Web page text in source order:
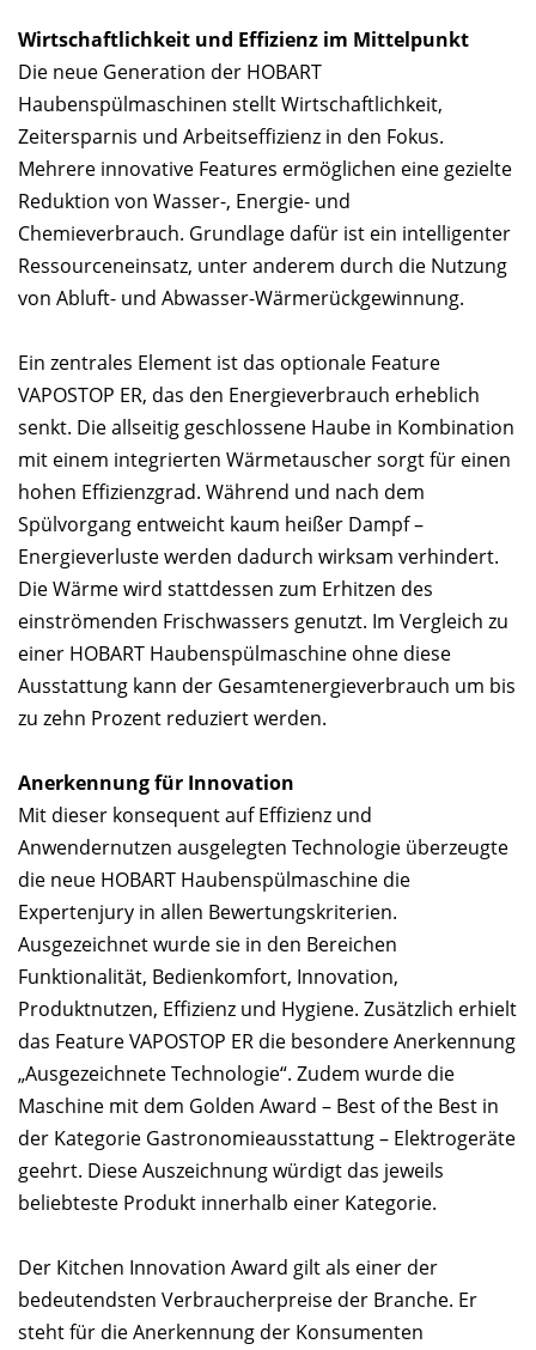
Wirtschaftlichkeit und Effizienz im Mittelpunkt
Die neue Generation der HOBART
Haubenspülmaschinen stellt Wirtschaftlichkeit,
Zeitersparnis und Arbeitseffizienz in den Fokus.
Mehrere innovative Features ermöglichen eine gezielte
Reduktion von Wasser-, Energie- und
Chemieverbrauch. Grundlage dafür ist ein intelligenter
Ressourceneinsatz, unter anderem durch die Nutzung
von Abluft- und Abwasser-Wärmerückgewinnung.
Ein zentrales Element ist das optionale Feature
VAPOSTOP ER, das den Energieverbrauch erheblich
senkt. Die allseitig geschlossene Haube in Kombination
mit einem integrierten Wärmetauscher sorgt für einen
hohen Effizienzgrad. Während und nach dem
Spülvorgang entweicht kaum heißer Dampf –
Energieverluste werden dadurch wirksam verhindert.
Die Wärme wird stattdessen zum Erhitzen des
einströmenden Frischwassers genutzt. Im Vergleich zu
einer HOBART Haubenspülmaschine ohne diese
Ausstattung kann der Gesamtenergieverbrauch um bis
zu zehn Prozent reduziert werden.
Anerkennung für Innovation
Mit dieser konsequent auf Effizienz und
Anwendernutzen ausgelegten Technologie überzeugte
die neue HOBART Haubenspülmaschine die
Expertenjury in allen Bewertungskriterien.
Ausgezeichnet wurde sie in den Bereichen
Funktionalität, Bedienkomfort, Innovation,
Produktnutzen, Effizienz und Hygiene. Zusätzlich erhielt
das Feature VAPOSTOP ER die besondere Anerkennung
„Ausgezeichnete Technologie“. Zudem wurde die
Maschine mit dem Golden Award – Best of the Best in
der Kategorie Gastronomieausstattung – Elektrogeräte
geehrt. Diese Auszeichnung würdigt das jeweils
beliebteste Produkt innerhalb einer Kategorie.
Der Kitchen Innovation Award gilt als einer der
bedeutendsten Verbraucherpreise der Branche. Er
steht für die Anerkennung der Konsumenten